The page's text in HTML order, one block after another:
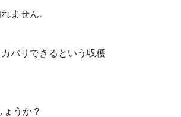
ません。
バリできるという収穫
うか？